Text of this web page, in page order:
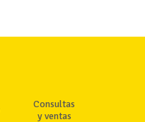
Consultas
y ventas